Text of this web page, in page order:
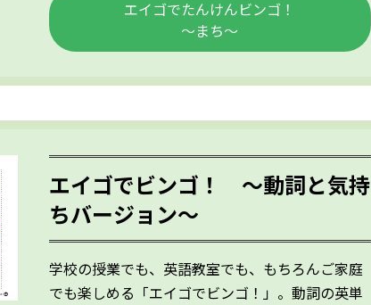
エイゴでたんけんビンゴ！
～まち～
エイゴでビンゴ！ ～動詞と気持
ちバージョン～
学校の授業でも、英語教室でも、もちろんご家庭
でも楽しめる「エイゴでビンゴ！」。動詞の英単